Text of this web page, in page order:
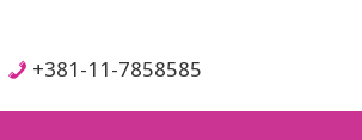
+381-11-7858585